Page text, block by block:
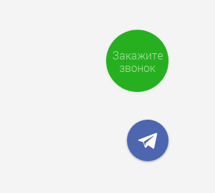
Закажите
звонок